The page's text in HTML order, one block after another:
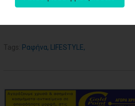
Tags: Ραφήνα, LIFESTYLE,